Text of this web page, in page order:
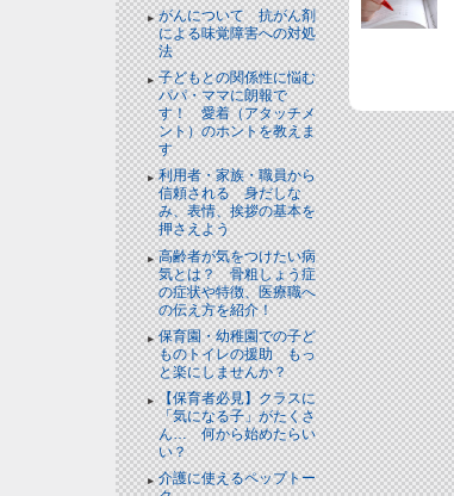
がんについて 抗がん剤
による味覚障害への対処
法
子どもとの関係性に悩む
パパ・ママに朗報で
す！ 愛着（アタッチメ
ント）のホントを教えま
す
利用者・家族・職員から
信頼される 身だしな
み、表情、挨拶の基本を
押さえよう
高齢者が気をつけたい病
気とは？ 骨粗しょう症
の症状や特徴、医療職へ
の伝え方を紹介！
保育園・幼稚園での子ど
ものトイレの援助 もっ
と楽にしませんか？
【保育者必見】クラスに
「気になる子」がたくさ
ん… 何から始めたらい
い？
介護に使えるペップトー